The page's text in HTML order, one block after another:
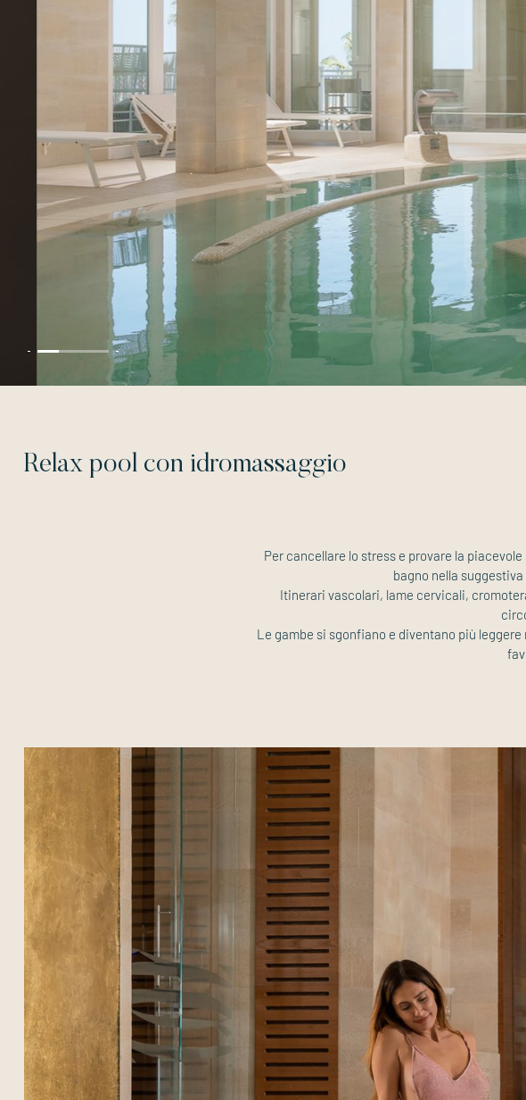
Relax pool con idromassaggio
Per cancellare lo stress e provare la
bagno nella
Itinerari vascolari, lame cervicali,
Le gambe si sgonfiano e diventano più